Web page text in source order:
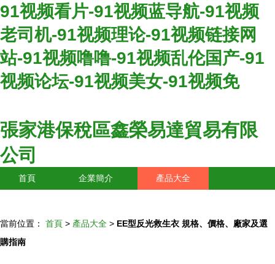
91视频看片-91视频蓝导航-91视频
老司机-91视频理论-91视频链接网
站-91视频噜噜-91视频乱伦国产-91
视频论坛-91视频美女-91视频免
張家港保稅區鑫榮易達貿易有限
公司
首頁 企業簡介 產品大全
當前位置： 首頁 > 產品大全 > EE型反光救生衣 規格、價格、廠家及選
購指南